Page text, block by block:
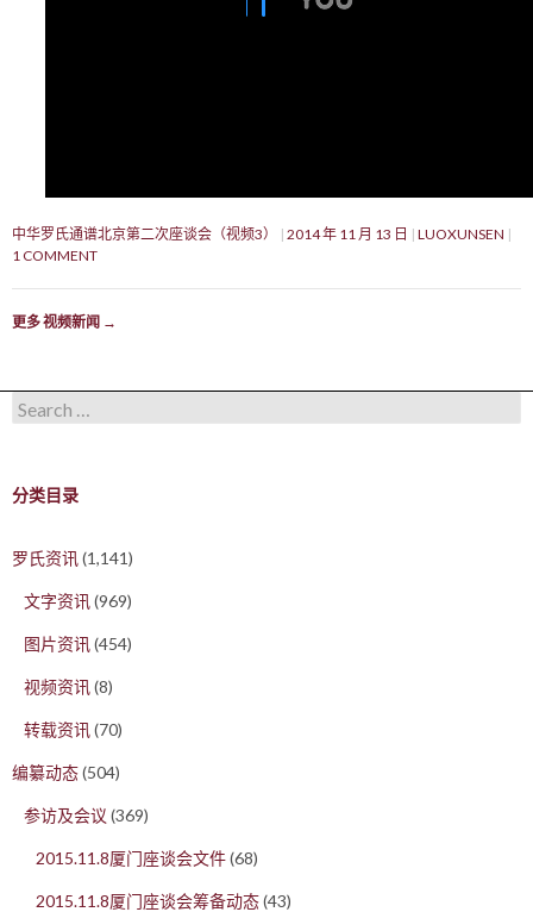
中华罗氏通谱北京第二次座谈会（视频3） 2014 年 11 月 13 日
LUOXUNSEN
1 COMMENT
更多 视频新闻 →
Search for:
分类目录
罗氏资讯(1,141)
文字资讯(969)
图片资讯(454)
视频资讯(8)
转载资讯(70)
编纂动态(504)
参访及会议 (369)
2015.11.8厦门座谈会文件(68)
2015.11.8厦门座谈会筹备动态(43)